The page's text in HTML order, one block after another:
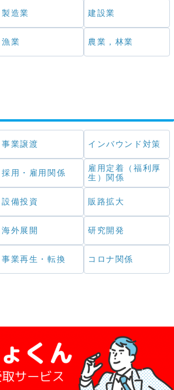
製造業 建設業
漁業 農業，林業
事業譲渡 インバウンド対策
採用・雇用関係
雇用定着（福利厚
生）関係
設備投資 販路拡大
海外展開 研究開発
事業再生・転換 コロナ関係